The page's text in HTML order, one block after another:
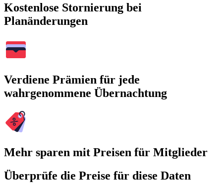
Kostenlose Stornierung bei
Planänderungen
Verdiene Prämien für jede
wahrgenommene Übernachtung
Mehr sparen mit Preisen für Mitglieder
Überprüfe die Preise für diese Daten